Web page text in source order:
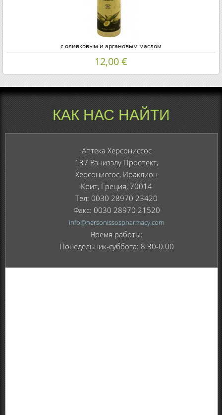
с оливковым и аргановым маслом
12,00 €
КАК НАС НАЙТИ
Мы находимся на главной дороге, в самом сердце Херсониссос.
Херсониссос находится в 20 минутах езды от Ираклиона и в 5 минутах езды
Аптека Херсониссос
137 Вэнизэлу Проспект,
Херсониссос, Ираклион
Крит, Греция, 70014
Тел: 0030 28970 23420
Факс: 0030 28970 21520
info@hersonissospharmacy.com
Время работы:
Понедельник-суббота: 8.30-0.00